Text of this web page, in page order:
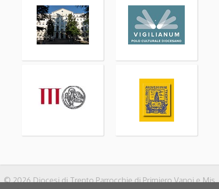
© 2026 Diocesi di Trento Parrocchie di Primiero Vanoi e Mis